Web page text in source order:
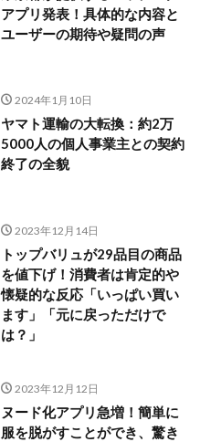
アプリ発表！具体的な内容と
ユーザーの期待や疑問の声
2024年1月10日
ヤマト運輸の大転換：約2万
5000人の個人事業主との契約
終了の全貌
2023年12月14日
トップバリュが29品目の商品
を値下げ！消費者は肯定的や
懐疑的な反応「いっぱい買い
ます」「元に戻っただけで
は？」
2023年12月12日
ヌード化アプリ急増！簡単に
服を脱がすことができ、驚き